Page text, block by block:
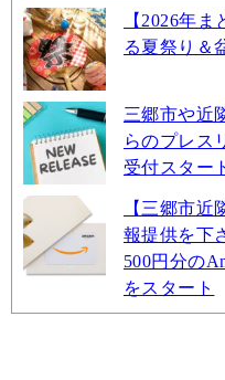
【2026年
る夏祭り＆
三郷市や近
らのプレス
受付スター
【三郷市
報提供を下
500円分の
をスタート